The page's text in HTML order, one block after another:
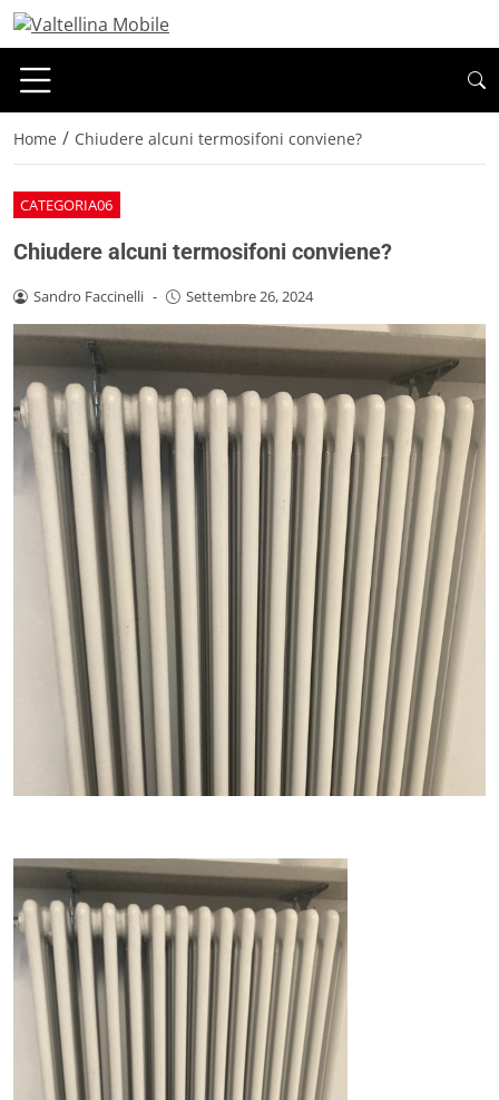
Home / Chiudere alcuni termosifoni conviene?
CATEGORIA06
Chiudere alcuni termosifoni conviene?
Sandro Faccinelli - Settembre 26, 2024